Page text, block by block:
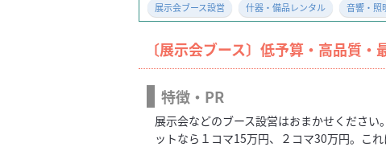
展示会ブース設営 什器・備品レンタル 音響・照
〔展示会ブース〕低予算・高品質
特徴・PR
展示会などのブース設営はおまかせください
ットなら１コマ15万円、２コマ30万円。こ